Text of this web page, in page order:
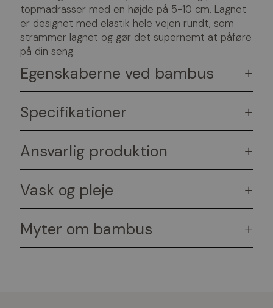
topmadrasser med en højde på 5-10 cm. Lagnet
er designet med elastik hele vejen rundt, som
strammer lagnet og gør det supernemt at påføre
på din seng.
Egenskaberne ved bambus +
Specifikationer +
Ansvarlig produktion +
Vask og pleje +
Myter om bambus +